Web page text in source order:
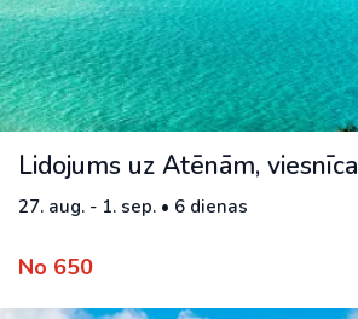
Lidojums uz Atēnām, viesnīca
27. aug. - 1. sep. • 6 dienas
No 650